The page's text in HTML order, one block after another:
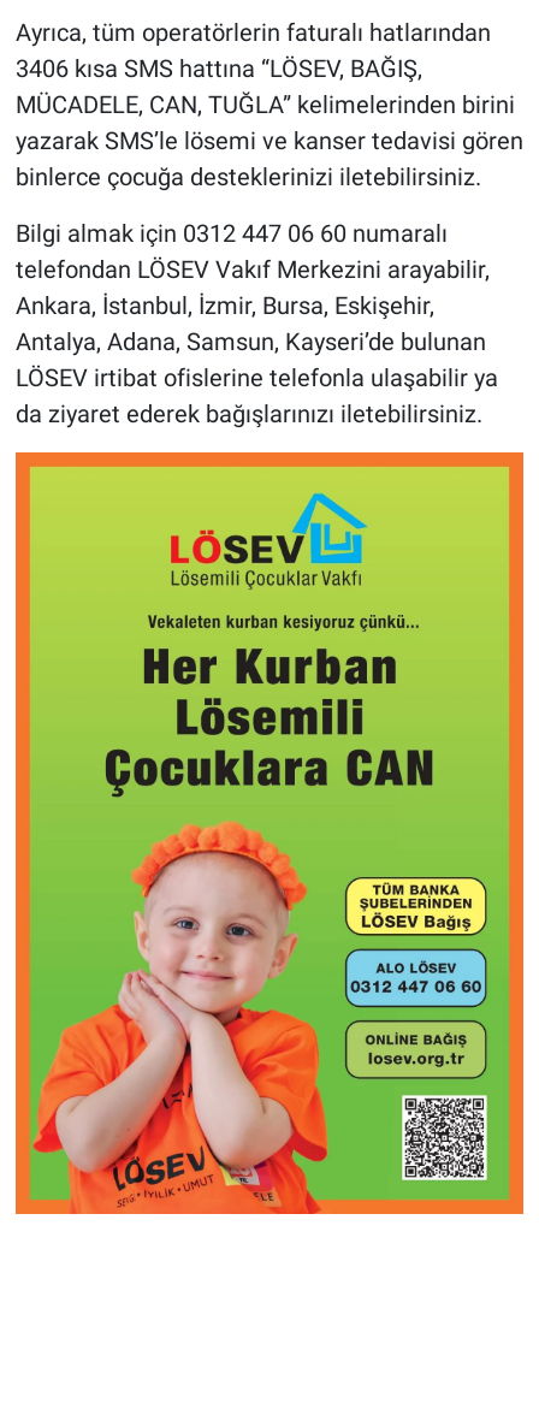
Ayrıca, tüm operatörlerin faturalı hatlarından
3406 kısa SMS hattına “LÖSEV, BAĞIŞ,
MÜCADELE, CAN, TUĞLA” kelimelerinden birini
yazarak SMS’le lösemi ve kanser tedavisi gören
binlerce çocuğa desteklerinizi iletebilirsiniz.
Bilgi almak için 0312 447 06 60 numaralı
telefondan LÖSEV Vakıf Merkezini arayabilir,
Ankara, İstanbul, İzmir, Bursa, Eskişehir,
Antalya, Adana, Samsun, Kayseri’de bulunan
LÖSEV irtibat ofislerine telefonla ulaşabilir ya
da ziyaret ederek bağışlarınızı iletebilirsiniz.